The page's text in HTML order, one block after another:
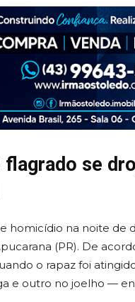
se
homicídio na noite de
(PR). De
o rapaz foi
e outro no joelho —